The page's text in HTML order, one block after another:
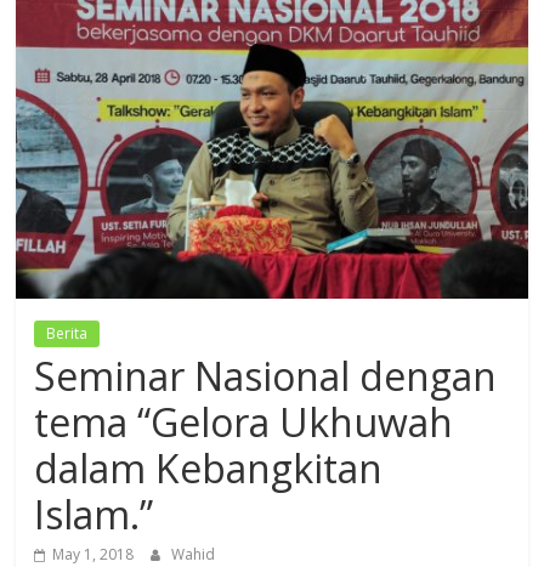
Ikhtiar
Berita
Seminar Nasional dengan
tema “Gelora Ukhuwah
dalam Kebangkitan
Islam.”
May 1, 2018 Wahid